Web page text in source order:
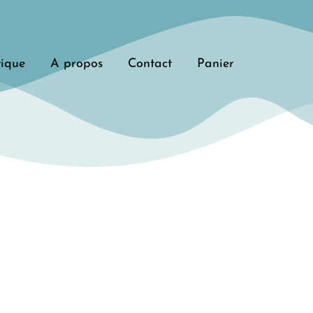
A propos Contact Panier